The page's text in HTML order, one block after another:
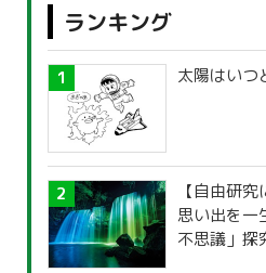
ランキング
太陽はいつ
【自由研
思い出を一
不思議」探